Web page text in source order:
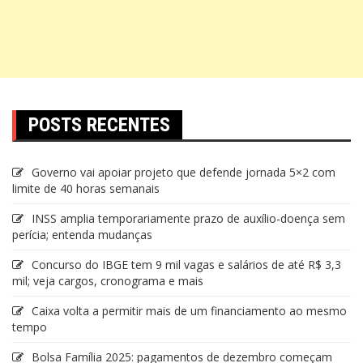
POSTS RECENTES
Governo vai apoiar projeto que defende jornada 5×2 com
limite de 40 horas semanais
INSS amplia temporariamente prazo de auxílio-doença sem
perícia; entenda mudanças
Concurso do IBGE tem 9 mil vagas e salários de até R$ 3,3
mil; veja cargos, cronograma e mais
Caixa volta a permitir mais de um financiamento ao mesmo
tempo
Bolsa Família 2025: pagamentos de dezembro começam